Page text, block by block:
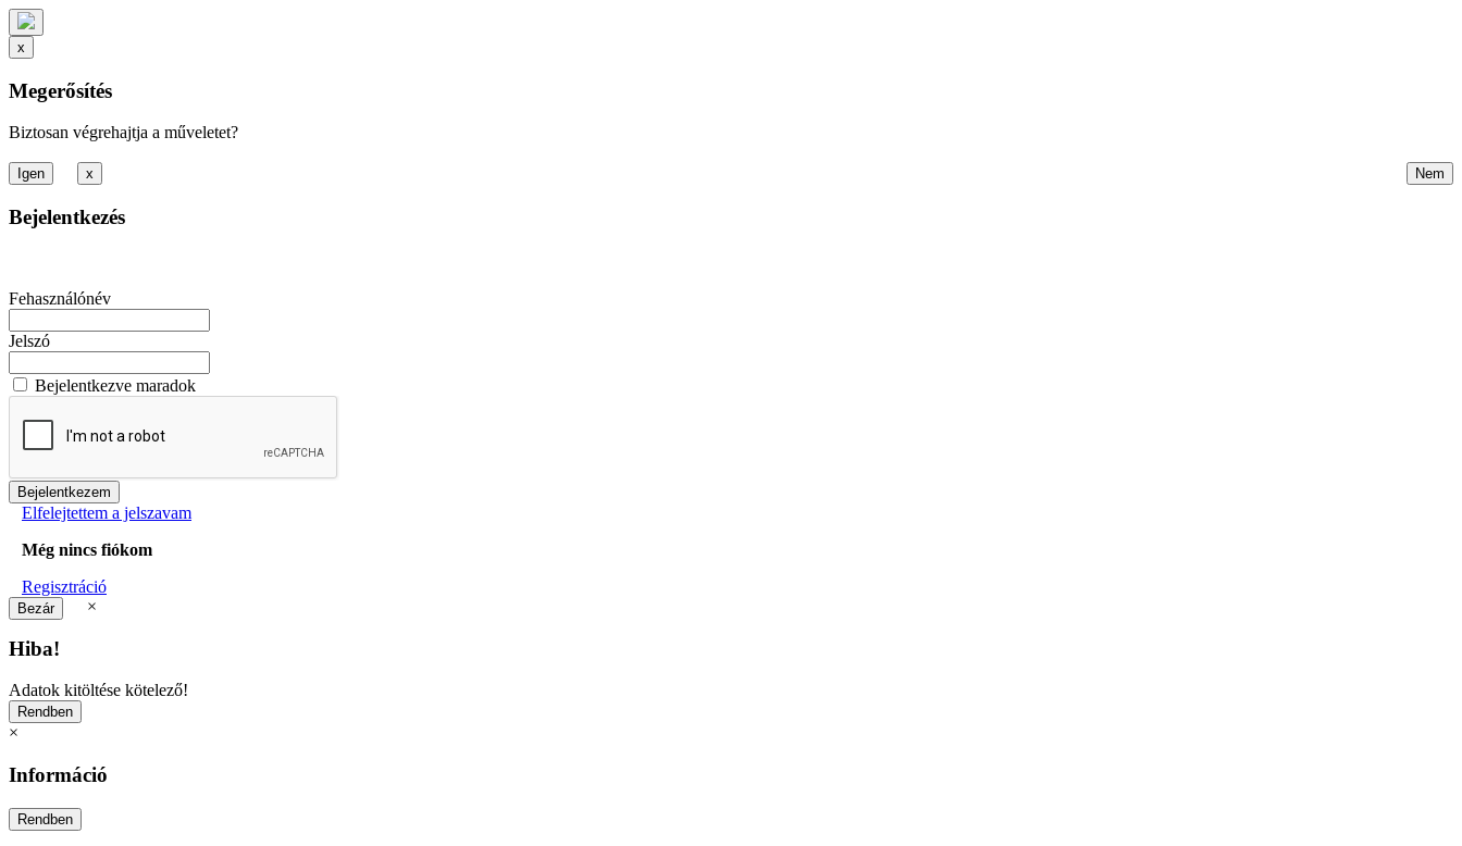
x
Megerősítés
Biztosan végrehajtja a műveletet?
x
Bejelentkezés
Fehasználónév
Jelszó
Bejelentkezve maradok
Elfelejtettem a jelszavam
Még nincs fiókom
Regisztráció
×
Hiba!
Adatok kitöltése kötelező!
×
Információ